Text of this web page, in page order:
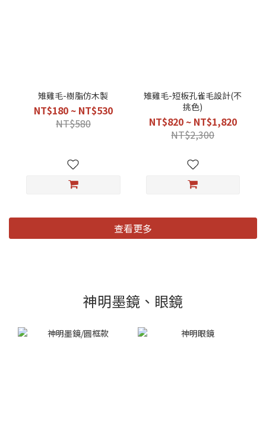
雉雞毛-樹脂仿木製
NT$180 ~ NT$530
NT$580
雉雞毛-短板孔雀毛設計(不
挑色)
NT$820 ~ NT$1,820
NT$2,300
查看更多
神明墨鏡、眼鏡